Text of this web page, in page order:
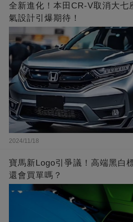
全新進化！本田CR-V取消大七
氣設計引爆期待！
2024/11/18
寶馬新Logo引爭議！高端黑白
還會買單嗎？